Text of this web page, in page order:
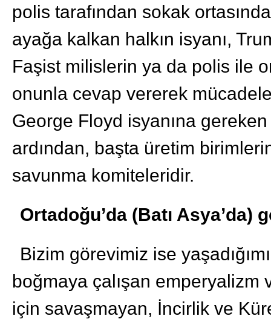
polis tarafından sokak
ayağa kalkan halkın isyanı,
Faşist milislerin ya da polis ile
onunla cevap vererek
George Floyd isyanına gereken
ardından, başta üretim
savunma komiteleridir.
Ortadoğu’da (Batı Asya’da)
Bizim görevimiz ise
boğmaya çalışan emperyalizm
için savaşmayan, İncirlik ve